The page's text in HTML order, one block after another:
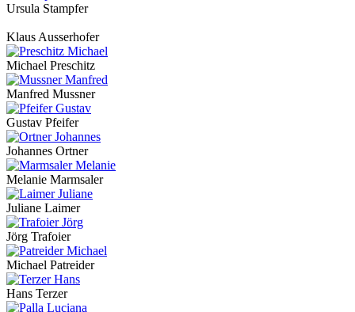
Ursula Stampfer
Klaus Ausserhofer
Michael Preschitz
Manfred Mussner
Gustav Pfeifer
Johannes Ortner
Melanie Marmsaler
Juliane Laimer
Jörg Trafoier
Michael Patreider
Hans Terzer